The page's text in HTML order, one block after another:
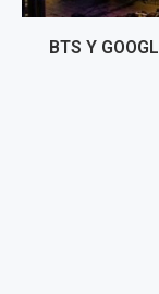
BTS Y